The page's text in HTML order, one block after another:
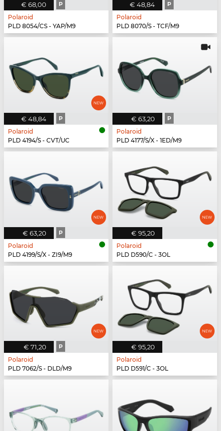
€ 68,00 P
Polaroid
PLD 8054/CS - YAP/M9
€ 48,84 P
Polaroid
PLD 8070/S - TCF/M9
€ 48,84 P
Polaroid
PLD 4194/S - CVT/UC
€ 63,20 P
Polaroid
PLD 4177/S/X - 1ED/M9
€ 63,20 P
Polaroid
PLD 4199/S/X - ZI9/M9
€ 95,20
Polaroid
PLD D590/C - 3OL
€ 71,20 P
Polaroid
PLD 7062/S - DLD/M9
€ 95,20
Polaroid
PLD D591/C - 3OL